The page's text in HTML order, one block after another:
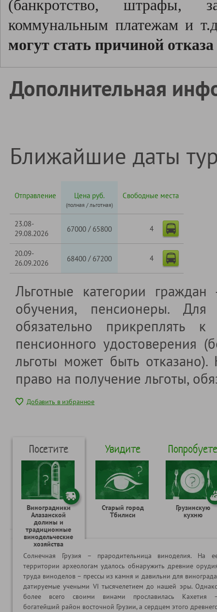
(банкротство, штрафы,
коммунальным платежам и
могут стать причиной
Дополнительная
Ближайшие даты
Отправление Цена руб.
(полная / льготная)
Свободные места
23.08-
29.08.2026
67000 / 65800 4
20.09-
26.09.2026
68400 / 67200 4
Льготные категории
обучения, пенсионеры. Для
обязательно прикреплять
пенсионного удостоверения
льготы может быть
право на получение льготы,
Добавить в избранное
Посетите
Виноградники
Алазанской
долины и
традиционные
винодельческие
хозяйства
Увидите
Старый город
Тбилиси
Попробуете
Грузинскую
кухню
Солнечная Грузия – прародительница виноделия. На
территории археологам удалось обнаружить древние
труда виноделов – прессы из камня и давильни для
датируемые учеными VI тысячелетием до нашей эры.
более всего своими винами прославилась Кахетия
богатейший район восточной Грузии, а сердцем этого